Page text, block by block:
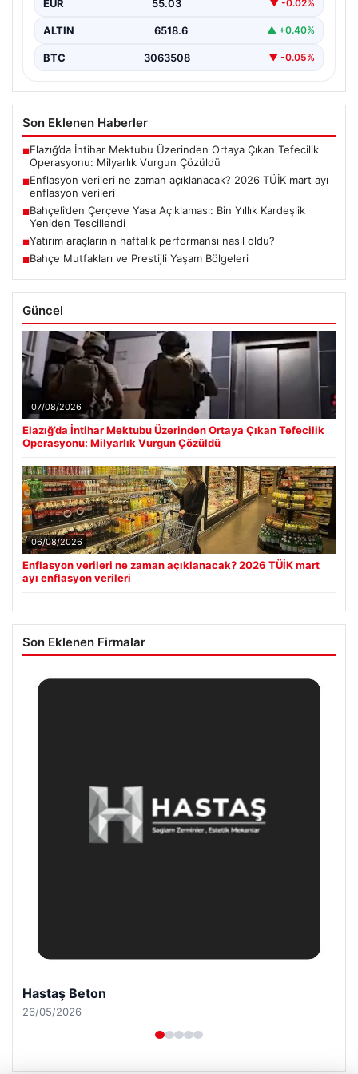
Türkiye…
EUR 55.03 ▼ -0.02%
ALTIN 6518.6 ▲ +0.40%
BTC 3063508 ▼ -0.05%
Son Eklenen Haberler
■Elazığ’da İntihar Mektubu Üzerinden Ortaya Çıkan Tefecilik
Operasyonu: Milyarlık Vurgun Çözüldü
■Enflasyon verileri ne zaman açıklanacak? 2026 TÜİK mart ayı
enflasyon verileri
■Bahçeli’den Çerçeve Yasa Açıklaması: Bin Yıllık Kardeşlik
Yeniden Tescillendi
■Yatırım araçlarının haftalık performansı nasıl oldu?
■Bahçe Mutfakları ve Prestijli Yaşam Bölgeleri
Güncel
07/08/2026
Elazığ’da İntihar Mektubu Üzerinden Ortaya Çıkan Tefecilik
Operasyonu: Milyarlık Vurgun Çözüldü
06/08/2026
Enflasyon verileri ne zaman açıklanacak? 2026 TÜİK mart
ayı enflasyon verileri
Son Eklenen Firmalar
Prenses Night Club
29/04/2026